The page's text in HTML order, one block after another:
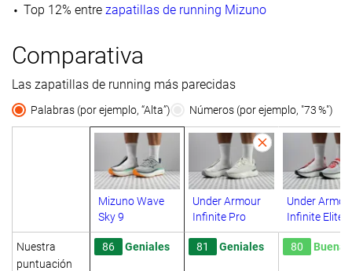
Top 12% entre zapatillas de running Mizuno
Comparativa
Las zapatillas de running más parecidas
Palabras (por ejemplo, “Alta”) Números (por ejemplo, "73 %")
Mizuno Wave
Sky 9
Under Armour
Infinite Pro
Under
Infinite Elite 2
Nuestra
puntuación
86 Geniales 81 Geniales 80 Buenas